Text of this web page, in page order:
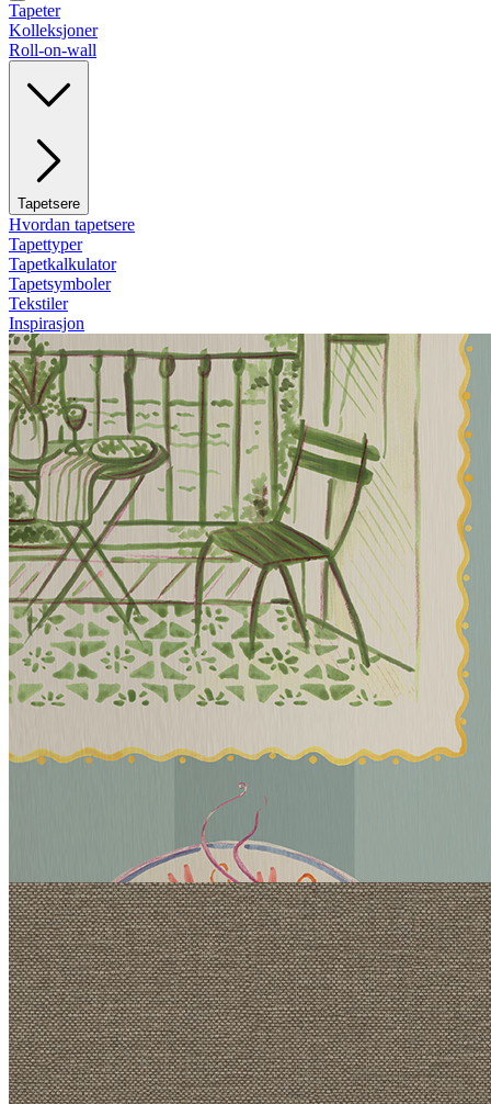
Tapeter
Kolleksjoner
Roll-on-wall
Tapetsere
Hvordan tapetsere
Tapettyper
Tapetkalkulator
Tapetsymboler
Tekstiler
Inspirasjon